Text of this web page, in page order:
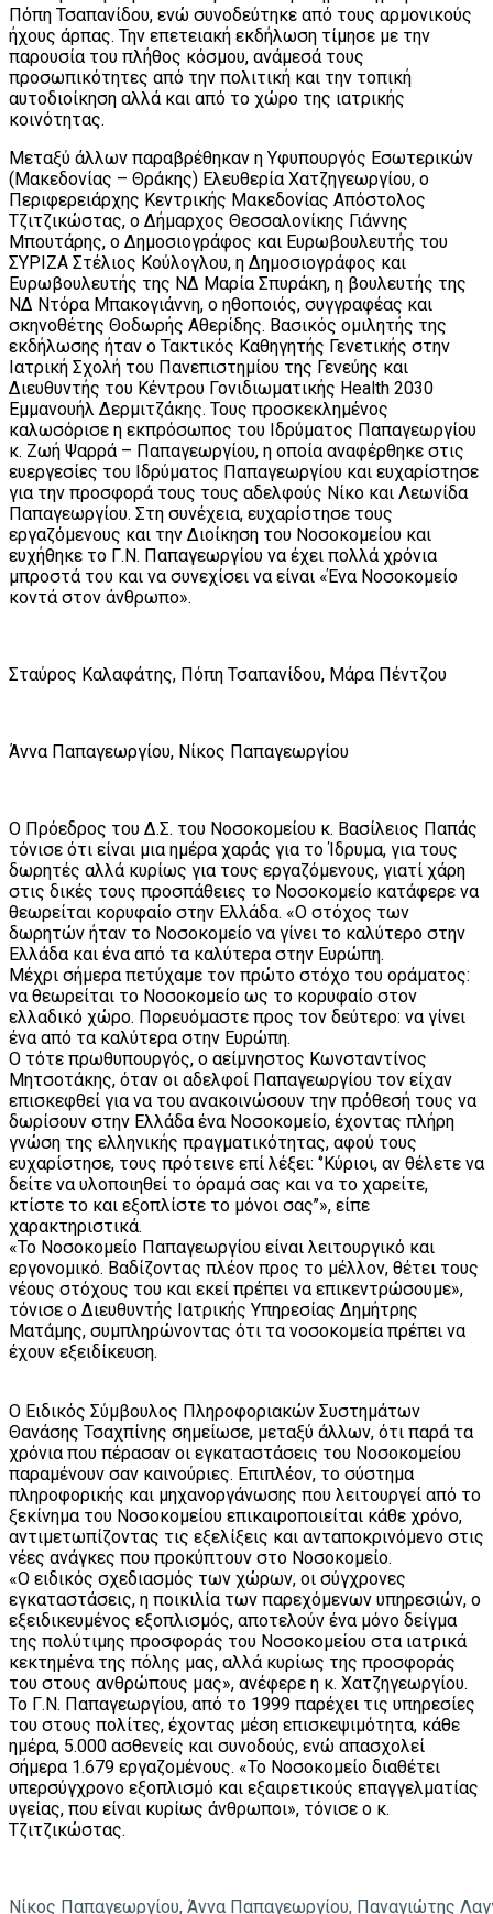
Πόπη Τσαπανίδου, ενώ συνοδεύτηκε από τους αρμονικούς
ήχους άρπας. Την επετειακή εκδήλωση τίμησε με την
παρουσία του πλήθος κόσμου, ανάμεσά τους
προσωπικότητες από την πολιτική και την τοπική
αυτοδιοίκηση αλλά και από το χώρο της ιατρικής
κοινότητας.
Μεταξύ άλλων παραβρέθηκαν η Υφυπουργός Εσωτερικών
(Μακεδονίας – Θράκης) Ελευθερία Χατζηγεωργίου, ο
Περιφερειάρχης Κεντρικής Μακεδονίας Απόστολος
Τζιτζικώστας, ο Δήμαρχος Θεσσαλονίκης Γιάννης
Μπουτάρης, ο Δημοσιογράφος και Ευρωβουλευτής του
ΣΥΡΙΖΑ Στέλιος Κούλογλου, η Δημοσιογράφος και
Ευρωβουλευτής της ΝΔ Μαρία Σπυράκη, η βουλευτής της
ΝΔ Ντόρα Μπακογιάννη, ο ηθοποιός, συγγραφέας και
σκηνοθέτης Θοδωρής Αθερίδης. Βασικός ομιλητής της
εκδήλωσης ήταν ο Τακτικός Καθηγητής Γενετικής στην
Ιατρική Σχολή του Πανεπιστημίου της Γενεύης και
Διευθυντής του Κέντρου Γονιδιωματικής Health 2030
Εμμανουήλ Δερμιτζάκης. Τους προσκεκλημένος
καλωσόρισε η εκπρόσωπος του Ιδρύματος Παπαγεωργίου
κ. Ζωή Ψαρρά – Παπαγεωργίου, η οποία αναφέρθηκε στις
ευεργεσίες του Ιδρύματος Παπαγεωργίου και ευχαρίστησε
για την προσφορά τους τους αδελφούς Νίκο και Λεωνίδα
Παπαγεωργίου. Στη συνέχεια, ευχαρίστησε τους
εργαζόμενους και την Διοίκηση του Νοσοκομείου και
ευχήθηκε το Γ.Ν. Παπαγεωργίου να έχει πολλά χρόνια
μπροστά του και να συνεχίσει να είναι «Ένα Νοσοκομείο
κοντά στον άνθρωπο».
Σταύρος Καλαφάτης, Πόπη Τσαπανίδου, Μάρα Πέντζου
Άννα Παπαγεωργίου, Νίκος Παπαγεωργίου
Ο Πρόεδρος του Δ.Σ. του Νοσοκομείου κ. Βασίλειος Παπάς
τόνισε ότι είναι μια ημέρα χαράς για το Ίδρυμα, για τους
δωρητές αλλά κυρίως για τους εργαζόμενους, γιατί χάρη
στις δικές τους προσπάθειες το Νοσοκομείο κατάφερε να
θεωρείται κορυφαίο στην Ελλάδα. «Ο στόχος των
δωρητών ήταν το Νοσοκομείο να γίνει το καλύτερο στην
Ελλάδα και ένα από τα καλύτερα στην Ευρώπη.
Μέχρι σήμερα πετύχαμε τον πρώτο στόχο του οράματος:
να θεωρείται το Νοσοκομείο ως το κορυφαίο στον
ελλαδικό χώρο. Πορευόμαστε προς τον δεύτερο: να γίνει
ένα από τα καλύτερα στην Ευρώπη.
Ο τότε πρωθυπουργός, ο αείμνηστος Κωνσταντίνος
Μητσοτάκης, όταν οι αδελφοί Παπαγεωργίου τον είχαν
επισκεφθεί για να του ανακοινώσουν την πρόθεσή τους να
δωρίσουν στην Ελλάδα ένα Νοσοκομείο, έχοντας πλήρη
γνώση της ελληνικής πραγματικότητας, αφού τους
ευχαρίστησε, τους πρότεινε επί λέξει: ‘’Κύριοι, αν θέλετε να
δείτε να υλοποιηθεί το όραμά σας και να το χαρείτε,
κτίστε το και εξοπλίστε το μόνοι σας’’», είπε
χαρακτηριστικά.
«Το Νοσοκομείο Παπαγεωργίου είναι λειτουργικό και
εργονομικό. Βαδίζοντας πλέον προς το μέλλον, θέτει τους
νέους στόχους του και εκεί πρέπει να επικεντρώσουμε»,
τόνισε ο Διευθυντής Ιατρικής Υπηρεσίας Δημήτρης
Ματάμης, συμπληρώνοντας ότι τα νοσοκομεία πρέπει να
έχουν εξειδίκευση.
Ο Ειδικός Σύμβουλος Πληροφοριακών Συστημάτων
Θανάσης Τσαχπίνης σημείωσε, μεταξύ άλλων, ότι παρά τα
χρόνια που πέρασαν οι εγκαταστάσεις του Νοσοκομείου
παραμένουν σαν καινούριες. Επιπλέον, το σύστημα
πληροφορικής και μηχανοργάνωσης που λειτουργεί από το
ξεκίνημα του Νοσοκομείου επικαιροποιείται κάθε χρόνο,
αντιμετωπίζοντας τις εξελίξεις και ανταποκρινόμενο στις
νέες ανάγκες που προκύπτουν στο Νοσοκομείο.
«Ο ειδικός σχεδιασμός των χώρων, οι σύγχρονες
εγκαταστάσεις, η ποικιλία των παρεχόμενων υπηρεσιών, ο
εξειδικευμένος εξοπλισμός, αποτελούν ένα μόνο δείγμα
της πολύτιμης προσφοράς του Νοσοκομείου στα ιατρικά
κεκτημένα της πόλης μας, αλλά κυρίως της προσφοράς
του στους ανθρώπους μας», ανέφερε η κ. Χατζηγεωργίου.
Το Γ.Ν. Παπαγεωργίου, από το 1999 παρέχει τις υπηρεσίες
του στους πολίτες, έχοντας μέση επισκεψιμότητα, κάθε
ημέρα, 5.000 ασθενείς και συνοδούς, ενώ απασχολεί
σήμερα 1.679 εργαζομένους. «Το Νοσοκομείο διαθέτει
υπερσύγχρονο εξοπλισμό και εξαιρετικούς επαγγελματίας
υγείας, που είναι κυρίως άνθρωποι», τόνισε ο κ.
Τζιτζικώστας.
Νίκος Παπαγεωργίου, Άννα Παπαγεωργίου, Παναγιώτης